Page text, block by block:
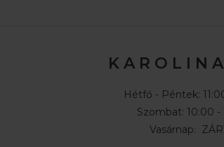
K A R O L I N
Hétfő - Péntek:
Szombat: 10:00 -
Vasárnap: